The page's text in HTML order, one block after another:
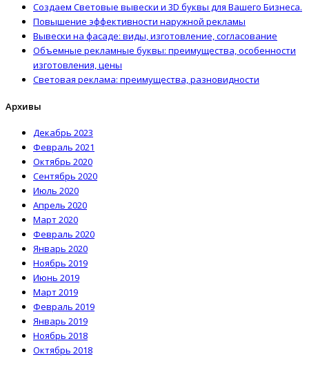
Создаем Световые вывески и 3D буквы для Вашего Бизнеса.
Повышение эффективности наружной рекламы
Вывески на фасаде: виды, изготовление, согласование
Объемные рекламные буквы: преимущества, особенности
изготовления, цены
Световая реклама: преимущества, разновидности
Архивы
Декабрь 2023
Февраль 2021
Октябрь 2020
Сентябрь 2020
Июль 2020
Апрель 2020
Март 2020
Февраль 2020
Январь 2020
Ноябрь 2019
Июнь 2019
Март 2019
Февраль 2019
Январь 2019
Ноябрь 2018
Октябрь 2018